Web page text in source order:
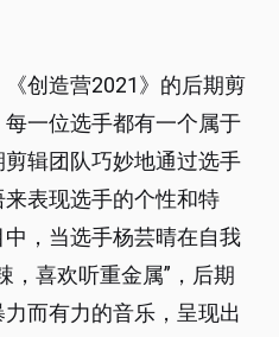
创造营2021》的后期剪
一位选手都有一个属于
辑团队巧妙地通过选手
表现选手的个性和特
，当选手杨芸晴在自我
，喜欢听重金属”，后期
而有力的音乐，呈现出